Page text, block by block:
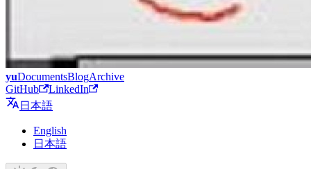
yuDocumentsBlogArchive
GitHub
LinkedIn
日本語
English
日本語